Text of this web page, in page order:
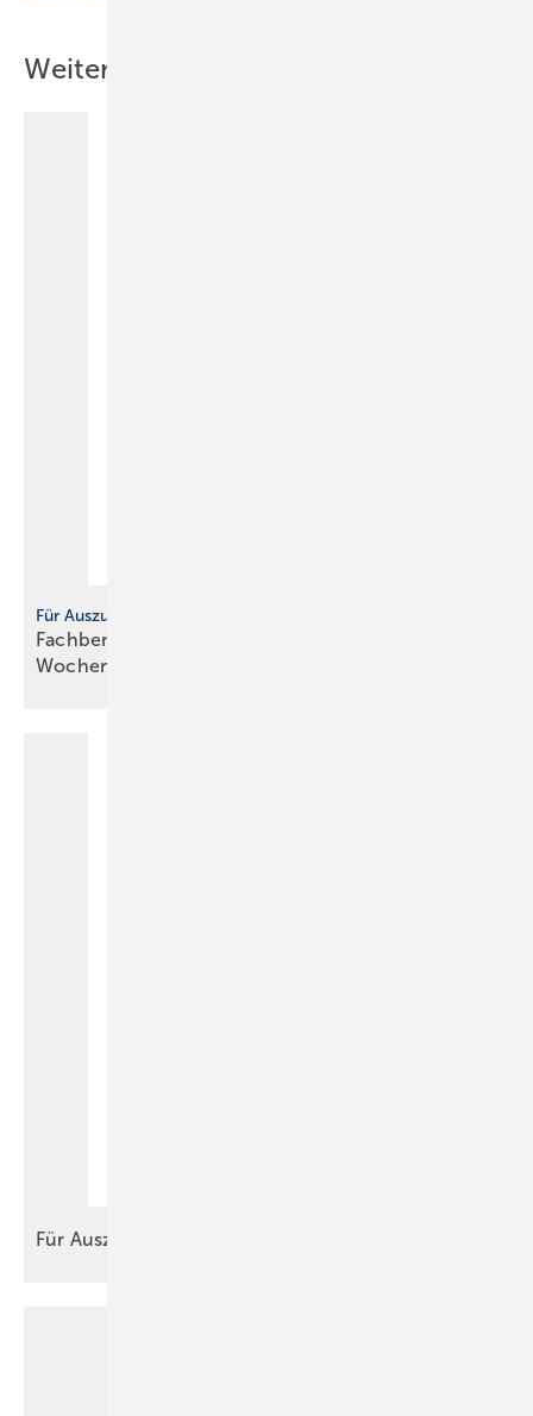
Weitere Inhalte
Für Auszubildende
Fachbericht: Sicherheitstechnische Ausrüstung,
Wochenbericht
Für Auszubildende